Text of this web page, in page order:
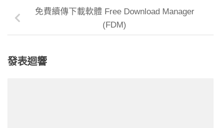
免費續傳下載軟體 Free Download Manager
(FDM)
發表迴響